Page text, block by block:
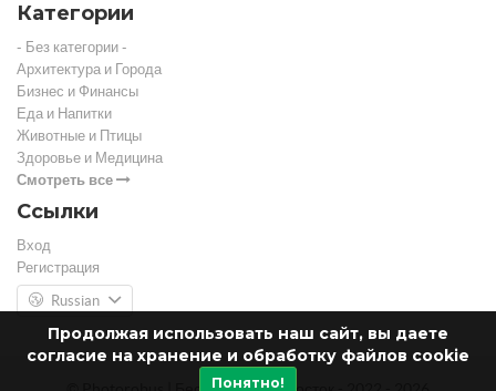
Продолжая использовать наш сайт, вы даете
согласие на хранение и обработку файлов cookie
Понятно!
Категории
- Без категории -
Архитектура и Города
Бизнес и Финансы
Еда и Напитки
Животные и Птицы
Здоровье и Медицина
Смотреть все
Ссылки
Вход
Регистрация
Russian